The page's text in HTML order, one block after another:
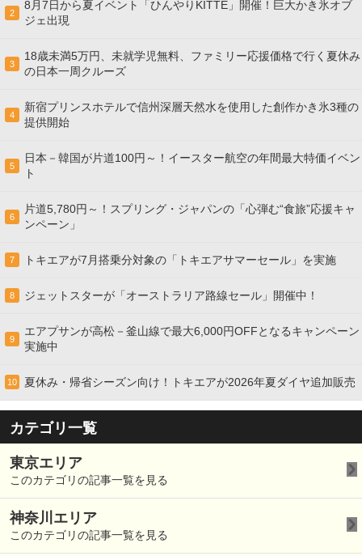
2
8月7日から夏イベント「ひんやりKITTE」開催！巨大かき氷オブ
ジェ出現
3
18歳未満5万円、未就学児無料、ファミリー応援価格で行く夏休み
の日本一周クルーズ
4
新宿プリンスホテルで信州深層天然水を使用した創作かき氷3種の
提供開始
5
日本－韓国が片道100円～！イースター航空の年間最大特価イベン
ト
6
片道5,780円～！スプリング・ジャパンの「心弾む“食旅”応援キャ
ンペーン」
7 トキエアが7月搭乗分対象の「トキエアサマーセール」を実施
8 ジェットスターが「オーストラリア路線セール」開催中！
9
エアプサンが高松－釜山線で最大6,000円OFFとなるキャンペーン
実施中
10 夏休み・帰省シーズン向け！トキエアが2026年夏ダイヤ追加販売
カテゴリ一覧
東京エリア
このカテゴリの記事一覧を見る
神奈川エリア
このカテゴリの記事一覧を見る